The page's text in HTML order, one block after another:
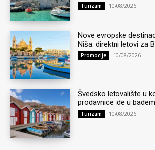
Turizam 10/08/2026
Nove evropske
Niša: direktni letovi za
Promocije 10/08/2026
Švedsko letovalište u
prodavnice ide u
Turizam 10/08/2026